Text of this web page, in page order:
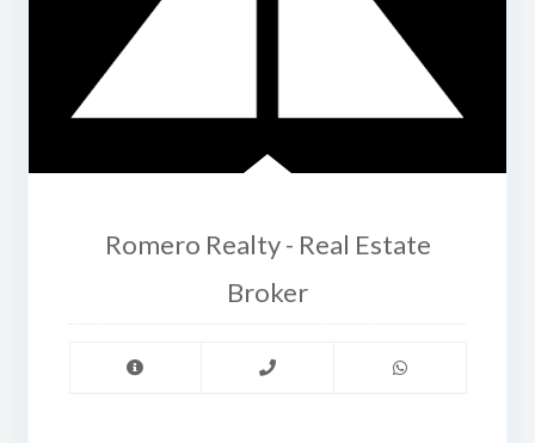
Romero Realty - Real Estate
Broker